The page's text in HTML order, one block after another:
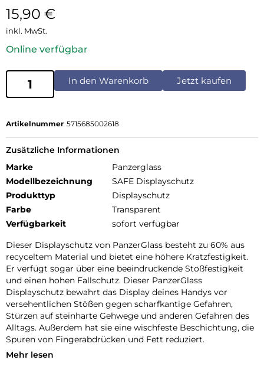
15,90 €
inkl. MwSt.
Online verfügbar
In den Warenkorb Jetzt kaufen
Artikelnummer 5715685002618
Zusätzliche Informationen
Marke
Panzerglass
Modellbezeichnung
SAFE Displayschutz
Produkttyp
Displayschutz
Farbe
Transparent
Verfügbarkeit
sofort verfügbar
Dieser Displayschutz von PanzerGlass besteht zu 60% aus
recyceltem Material und bietet eine höhere Kratzfestigkeit.
Er verfügt sogar über eine beeindruckende Stoßfestigkeit
und einen hohen Fallschutz. Dieser PanzerGlass
Displayschutz bewahrt das Display deines Handys vor
versehentlichen Stößen gegen scharfkantige Gefahren,
Stürzen auf steinharte Gehwege und anderen Gefahren des
Alltags. Außerdem hat sie eine wischfeste Beschichtung, die
Spuren von Fingerabdrücken und Fett reduziert.
Und um es noch einfacher zu machen, haben wir eine
Mehr lesen